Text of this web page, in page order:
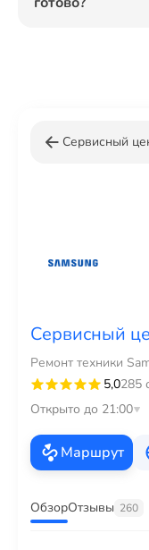
Сервисный
Сервисный
Ремонт техники
5,0285
Открыто до 21:00
Маршрут
ОбзорОтзывы 260